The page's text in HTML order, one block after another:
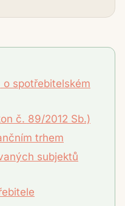
o spotřebitelském
č. 89/2012 Sb.)
trhem
subjektů